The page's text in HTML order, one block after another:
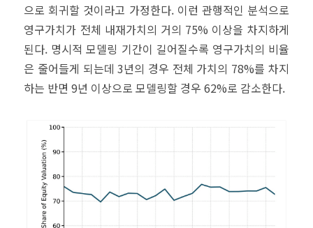
으로 회귀할 것이라고 가정한다. 이런 관행적인 분석으로
영구가치가 전체 내재가치의 거의 75% 이상을 차지하게
된다. 명시적 모델링 기간이 길어질수록 영구가치의 비율
은 줄어들게 되는데 3년의 경우 전체 가치의 78%를 차지
하는 반면 9년 이상으로 모델링할 경우 62%로 감소한다.